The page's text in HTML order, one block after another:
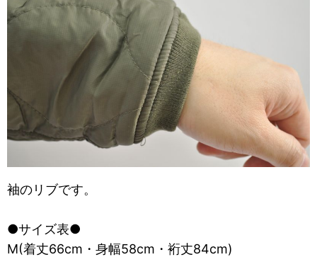
袖のリブです。
●サイズ表●
M(着丈66cm・身幅58cm・裄丈84cm)